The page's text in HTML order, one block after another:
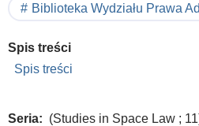
Biblioteka Wydziału Prawa
Spis treści
Spis treści
Seria (Studies in Space Law ;